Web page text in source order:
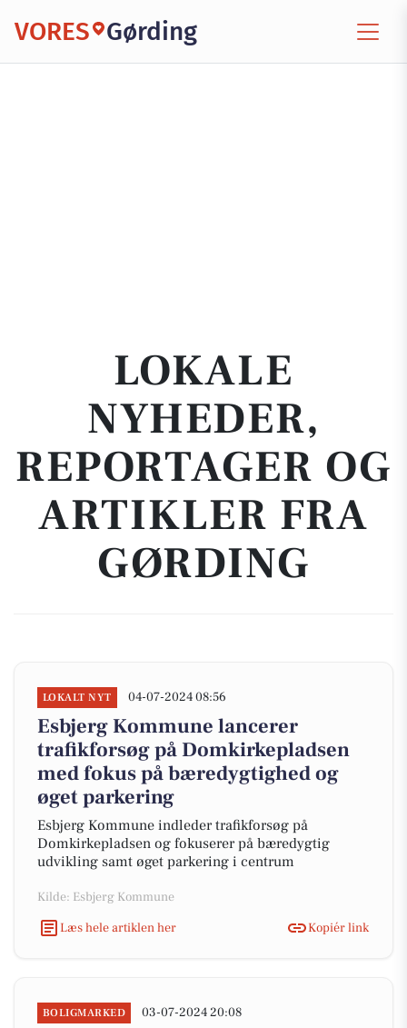
VORES Gørding
LOKALE
NYHEDER,
REPORTAGER OG
ARTIKLER FRA
GØRDING
LOKALT NYT 04-07-2024 08:56
Esbjerg Kommune lancerer
trafikforsøg på Domkirkepladsen
med fokus på bæredygtighed og
øget parkering
Esbjerg Kommune indleder trafikforsøg på
Domkirkepladsen og fokuserer på bæredygtig
udvikling samt øget parkering i centrum
Kilde: Esbjerg Kommune
Læs hele artiklen her
Kopiér link
BOLIGMARKED 03-07-2024 20:08